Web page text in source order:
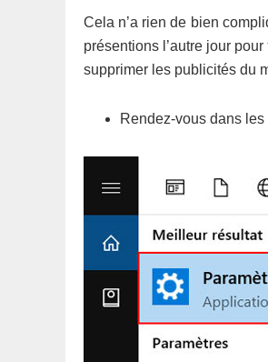
Cela n’a rien de bien
présentions l’autre jour pour
supprimer les publicités du
Rendez-vous dans